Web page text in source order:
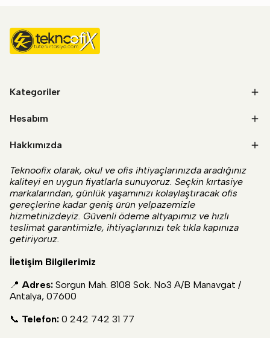
Kategoriler
Hesabım
Hakkımızda
Teknoofix olarak, okul ve ofis ihtiyaçlarınızda aradığınız
kaliteyi en uygun fiyatlarla sunuyoruz. Seçkin kırtasiye
markalarından, günlük yaşamınızı kolaylaştıracak ofis
gereçlerine kadar geniş ürün yelpazemizle
hizmetinizdeyiz. Güvenli ödeme altyapımız ve hızlı
teslimat garantimizle, ihtiyaçlarınızı tek tıkla kapınıza
getiriyoruz.
İletişim Bilgilerimiz
📍 Adres: Sorgun Mah. 8108 Sok. No3 A/B Manavgat /
Antalya, 07600
📞 Telefon: 0 242 742 31 77